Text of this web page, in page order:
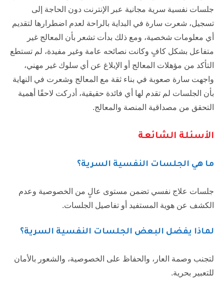
جلسات نفسية سرية مجانية عبر الإنترنت دون الحاجة إلى
تسجيل، شعرت سارة في البداية بالراحة لعدم اضطرارها لتقديم
أي معلومات شخصية، ومع ذلك بدأت تشعر بأن المعالج غير
متفاعل بشكل كافٍ وكانت نصائحه عامة وغير مفيدة، لم تستطع
التأكد من مؤهلات المعالج أو الإبلاغ عن أي سلوك غير مهني،
واجهت سارة صعوبة في بناء ثقة مع المعالج وشعرت في النهاية
بأن الجلسات لم تقدم لها أي فائدة حقيقية، أدركت لاحقًا أهمية
التحقق من مصداقية المنصة والمعالج.
الأسئلة الشائعة
ما هي الجلسات النفسية السرية؟
جلسات علاج نفسي تضمن مستوى عالٍ من الخصوصية وعدم
الكشف عن هوية المستفيد أو تفاصيل الجلسات.
لماذا يفضل البعض الجلسات النفسية السرية؟
لتجنب وصمة العار، والحفاظ على الخصوصية، والشعور بالأمان
للتعبير بحرية.